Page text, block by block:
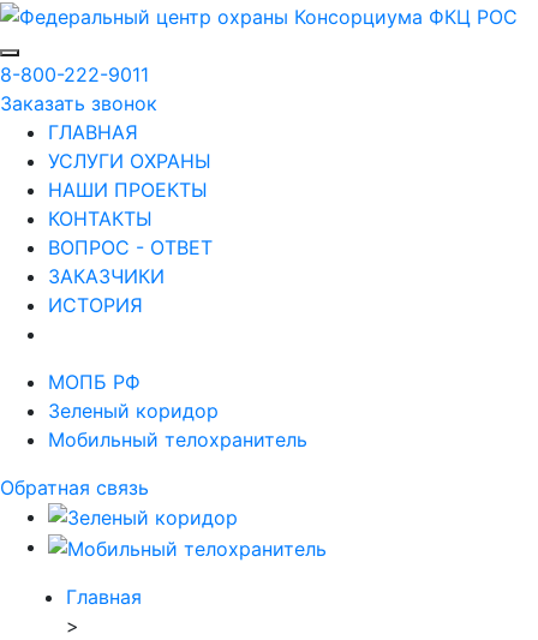
8-800-222-9011
Заказать звонок
ГЛАВНАЯ
УСЛУГИ ОХРАНЫ
НАШИ ПРОЕКТЫ
КОНТАКТЫ
ВОПРОС - ОТВЕТ
ЗАКАЗЧИКИ
ИСТОРИЯ
МОПБ РФ
Зеленый коридор
Мобильный телохранитель
Обратная связь
Главная
>